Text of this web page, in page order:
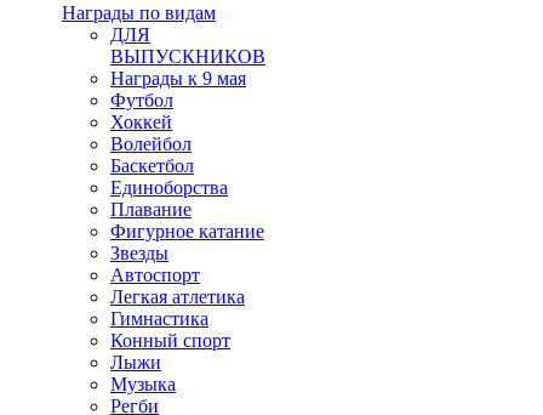
Награды по видам
ДЛЯ
ВЫПУСКНИКОВ
Награды к 9 мая
Футбол
Хоккей
Волейбол
Баскетбол
Единоборства
Плавание
Фигурное катание
Звезды
Автоспорт
Легкая атлетика
Гимнастика
Конный спорт
Лыжи
Музыка
Регби